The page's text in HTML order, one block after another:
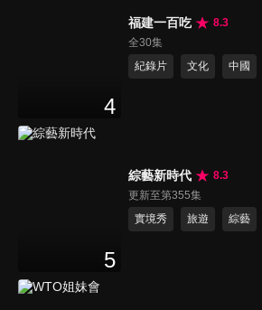
4
福建一百吃
8.3
全30集
紀錄片
文化 中國
5
綜藝新時代
8.3
更新至第355集
實境秀
旅遊 綜藝